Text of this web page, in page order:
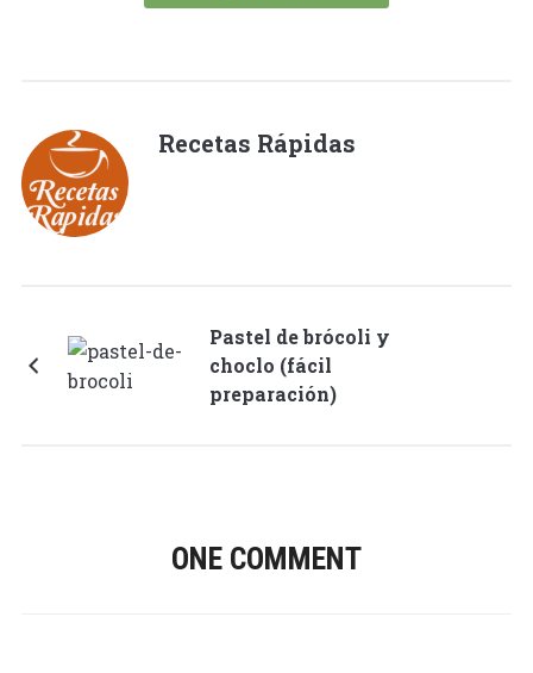
Recetas Rápidas
Pastel de brócoli y
choclo (fácil
preparación)
ONE COMMENT